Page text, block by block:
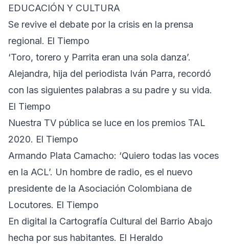
EDUCACIÓN Y CULTURA
Se revive el debate por la crisis en la prensa
regional. El Tiempo
‘Toro, torero y Parrita eran una sola danza’.
Alejandra, hija del periodista Iván Parra, recordó
con las siguientes palabras a su padre y su vida.
El Tiempo
Nuestra TV pública se luce en los premios TAL
2020. El Tiempo
Armando Plata Camacho: ‘Quiero todas las voces
en la ACL’. Un hombre de radio, es el nuevo
presidente de la Asociación Colombiana de
Locutores. El Tiempo
En digital la Cartografía Cultural del Barrio Abajo
hecha por sus habitantes. El Heraldo